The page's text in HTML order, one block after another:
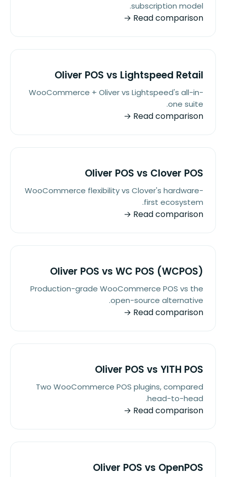
subscription model.
Read comparison →
Oliver POS vs Lightspeed Retail
WooCommerce + Oliver vs Lightspeed's all-in-
one suite.
Read comparison →
Oliver POS vs Clover POS
WooCommerce flexibility vs Clover's hardware-
first ecosystem.
Read comparison →
Oliver POS vs WC POS (WCPOS)
Production-grade WooCommerce POS vs the
open-source alternative.
Read comparison →
Oliver POS vs YITH POS
Two WooCommerce POS plugins, compared
head-to-head.
Read comparison →
Oliver POS vs OpenPOS